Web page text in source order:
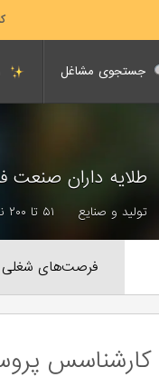
جستجوی مشاغل
طلایه داران صنعت
تولید و صنایع ۵۱ تا ۲۰۰ نفر
فرصت‌های شغلی
کارشناسس